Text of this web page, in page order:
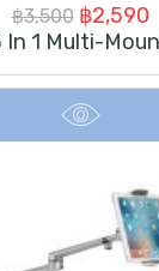
฿3,500 Original
price
was:
฿3,500.
฿2,590
1 Multi-